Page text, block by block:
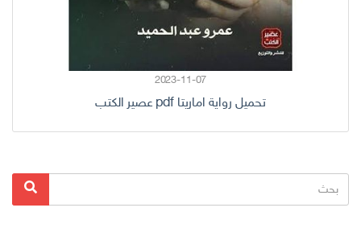
2023-11-07
تحميل رواية اماريتا pdf عصير الكتب
البحث
عن:
بحث